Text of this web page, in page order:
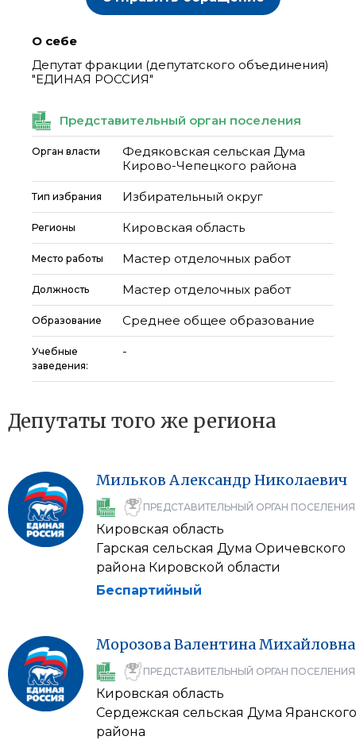
О себе
Депутат фракции (депутатского объединения)
"ЕДИНАЯ РОССИЯ"
Представительный орган поселения
Орган власти
Федяковская сельская Дума
Кирово-Чепецкого района
Тип избрания Избирательный округ
Регионы Кировская область
Место работы Мастер отделочных работ
Должность Мастер отделочных работ
Образование Среднее общее образование
Учебные
заведения:
-
Депутаты того же региона
Мильков Александр Николаевич
ПРЕДСТАВИТЕЛЬНЫЙ ОРГАН ПОСЕЛЕНИЯ
Кировская область
Гарская сельская Дума Оричевского
района Кировской области
Беспартийный
МорозоваВалентинаМихайловна
ПРЕДСТАВИТЕЛЬНЫЙ ОРГАН ПОСЕЛЕНИЯ
Кировская область
Сердежская сельская Дума Яранского
района